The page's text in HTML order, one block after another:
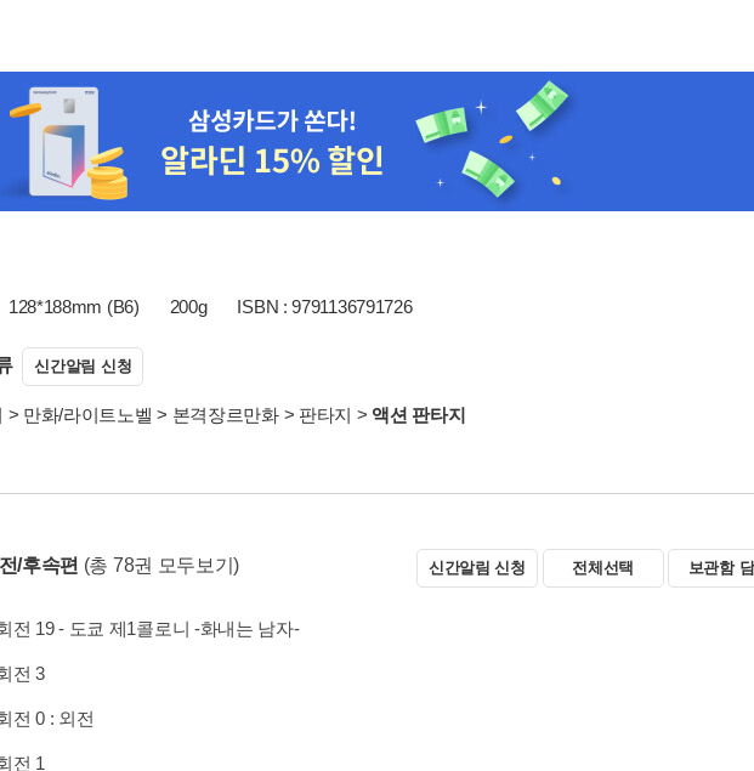
128*188mm (B6) 200g ISBN : 9791136791726
신간알림 신청
> 만화/라이트노벨 > 본격장르만화> 판타지 > 액션 판타지
/후속편 (총 78권 모두보기) 신간알림 신청 전체선택 보관함 담
전 19 - 도쿄 제1콜로니 -화내는 남자-
전 3
전 0 : 외전
전 1